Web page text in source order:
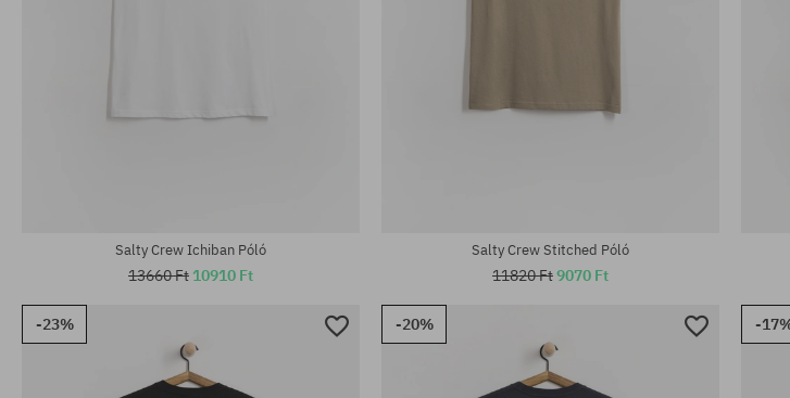
Salty Crew Ichiban Póló
13660 Ft 10910 Ft
Salty Crew Stitched Póló
11820 Ft9070 Ft
-23% -20% -